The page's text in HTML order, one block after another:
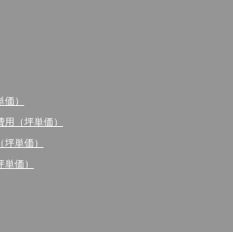
）
（坪単価）
単価）
価）